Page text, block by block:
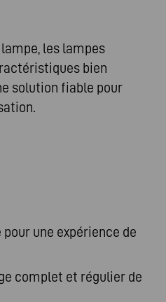
les lampes
bien
solution fiable pour
une expérience de
complet et régulier de